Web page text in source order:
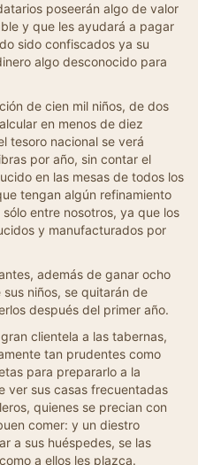
poseerán algo de valor
y que les ayudará a pagar
sido confiscados ya su
algo desconocido para
de cien mil niños, de dos
en menos de diez
tesoro nacional se verá
por año, sin contar el
en las mesas de todos los
tengan algún refinamiento
entre nosotros, ya que los
y manufacturados por
además de ganar ocho
niños, se quitarán de
después del primer año.
clientela a las tabernas,
tan prudentes como
para prepararlo a la
ver sus casas frecuentadas
quienes se precian con
comer: y un diestro
a sus huéspedes, se las
a ellos les plazca.